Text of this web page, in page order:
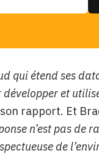
qui étend ses
et
rapport. Et
n’est pas de
de